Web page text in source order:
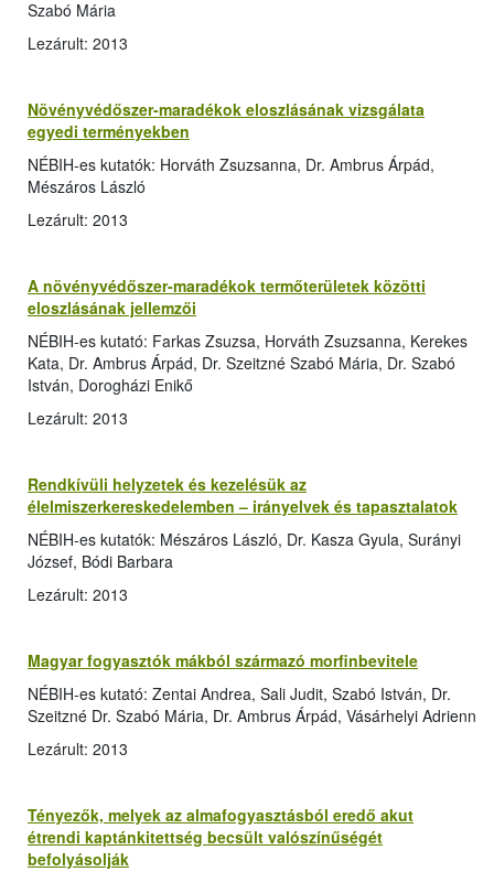
Szabó Mária
Lezárult: 2013
Növényvédőszer-maradékok eloszlásának vizsgálata
egyedi terményekben
NÉBIH-es kutatók: Horváth Zsuzsanna, Dr. Ambrus Árpád,
Mészáros László
Lezárult: 2013
A növényvédőszer-maradékok termőterületek közötti
eloszlásának jellemzői
NÉBIH-es kutató: Farkas Zsuzsa, Horváth Zsuzsanna, Kerekes
Kata, Dr. Ambrus Árpád, Dr. Szeitzné Szabó Mária, Dr. Szabó
István, Dorogházi Enikő
Lezárult: 2013
Rendkívüli helyzetek és kezelésük az
élelmiszerkereskedelemben – irányelvek és tapasztalatok
NÉBIH-es kutatók: Mészáros László, Dr. Kasza Gyula, Surányi
József, Bódi Barbara
Lezárult: 2013
Magyar fogyasztók mákból származó morfinbevitele
NÉBIH-es kutató: Zentai Andrea, Sali Judit, Szabó István, Dr.
Szeitzné Dr. Szabó Mária, Dr. Ambrus Árpád, Vásárhelyi Adrienn
Lezárult: 2013
Tényezők, melyek az almafogyasztásból eredő akut
étrendi kaptánkitettség becsült valószínűségét
befolyásolják